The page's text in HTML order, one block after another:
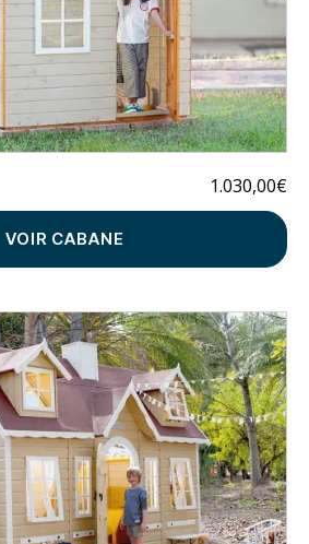
1.030,00€
VOIR CABANE